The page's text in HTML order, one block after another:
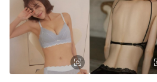
實際回饋請依LINE購物通知為主。 6. 訂
ETMall站內之折扣優惠(包含但不限於東森
券等)，不具點數回饋資格。詳細請依東森
顯示為準。 7. LINE購物設有「單一商品
殊活動時開放「回饋無上限」)，以同一訂
計算，並依訂單成立時間當下LINE購物所